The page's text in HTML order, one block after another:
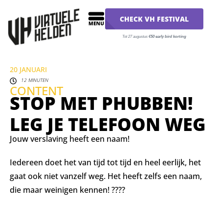
CHECK VH FESTIVAL
Tot 27 augustus€50 early bird korting
20 JANUARI
12 MINUTEN
CONTENT
STOP MET PHUBBEN!
LEG JE TELEFOON WEG
Jouw verslaving heeft een naam!
Iedereen doet het van tijd tot tijd en heel eerlijk, het
gaat ook niet vanzelf weg. Het heeft zelfs een naam,
die maar weinigen kennen! ????